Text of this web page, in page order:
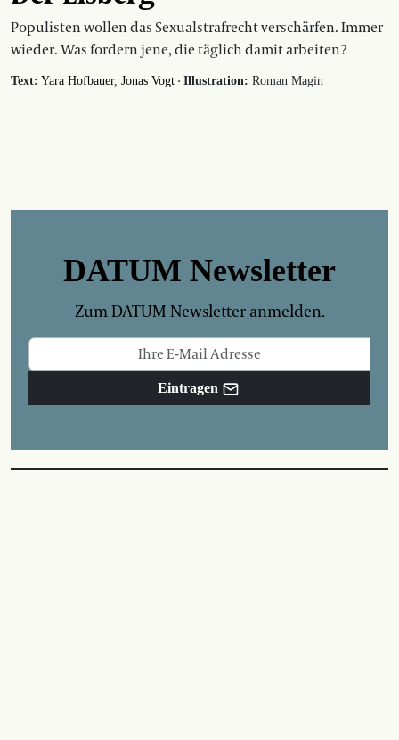
Populisten wollen das Sexualstrafrecht verschärfen. Immer
wieder. Was fordern jene, die täglich damit arbeiten?
Text: Yara Hofbauer Jonas Vogt · Illustration: Roman Magin
DATUM Newsletter
Zum DATUM Newsletter anmelden.
Eintragen